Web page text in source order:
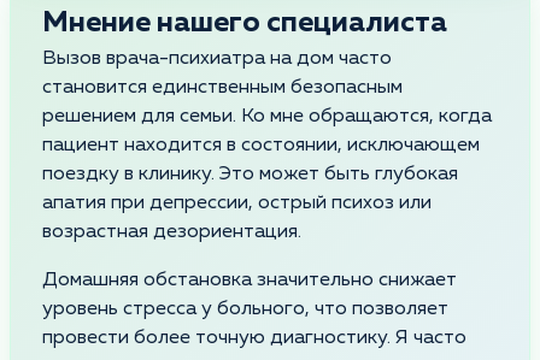
Мнение нашего специалиста
Вызов врача-психиатра на дом часто
становится единственным безопасным
решением для семьи. Ко мне обращаются, когда
пациент находится в состоянии, исключающем
поездку в клинику. Это может быть глубокая
апатия при депрессии, острый психоз или
возрастная дезориентация.
Домашняя обстановка значительно снижает
уровень стресса у больного, что позволяет
провести более точную диагностику. Я часто